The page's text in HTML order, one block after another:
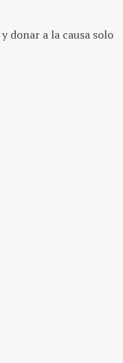
y donar a la causa solo